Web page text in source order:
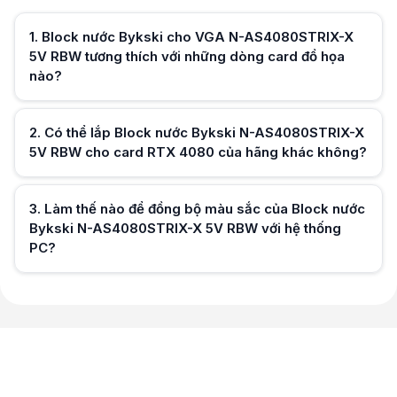
Làm thế nào để đồng bộ màu sắc của Block nước Bykski N-
1. Block nước Bykski cho VGA N-AS4080STRIX-X
5V RBW tương thích với những dòng card đồ họa
nào?
2. Có thể lắp Block nước Bykski N-AS4080STRIX-X
5V RBW cho card RTX 4080 của hãng khác không?
Hữu ích (
3. Làm thế nào để đồng bộ màu sắc của Block nước
Bykski N-AS4080STRIX-X 5V RBW với hệ thống
PC?